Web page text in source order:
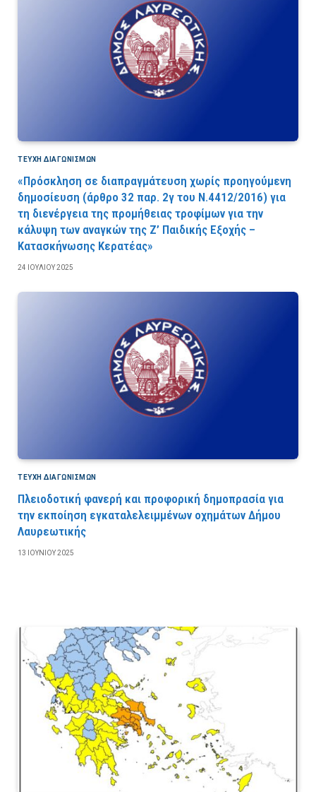
ΤΕΎΧΗ ΔΙΑΓΩΝΙΣΜΏΝ
«Πρόσκληση σε διαπραγμάτευση χωρίς προηγούμενη
δημοσίευση (άρθρο 32 παρ. 2γ του Ν.4412/2016) για
τη διενέργεια της προμήθειας τροφίμων για την
κάλυψη των αναγκών της Ζ’ Παιδικής Εξοχής –
Κατασκήνωσης Κερατέας»
24 ΙΟΥΛΊΟΥ 2025
ΤΕΎΧΗ ΔΙΑΓΩΝΙΣΜΏΝ
Πλειοδοτική φανερή και προφορική δημοπρασία για
την εκποίηση εγκαταλελειμμένων οχημάτων Δήμου
Λαυρεωτικής
13 ΙΟΥΝΊΟΥ 2025